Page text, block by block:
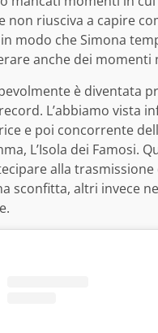
non riusciva a capire
modo che Simona
anche dei momenti
è diventata
L’abbiamo vista
e poi concorrente
L’Isola dei Famosi.
alla
sconfitta, altri invece